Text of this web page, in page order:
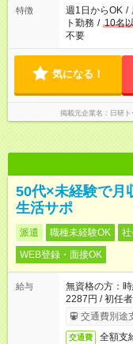
特徴 週1日からOK /
ト勤務 / 10名
不要
気になる！
掲載元企業名 日研
50代×未経験で月
生活サポ
派遣 職種未経験OK
WEB登録・面接OK
給与
無資格の方：
2287円 / 初任
交通費別途
交通費 全額支